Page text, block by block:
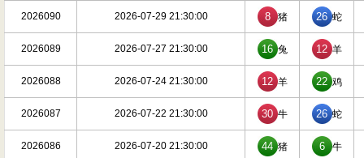
2026090 2026-07-29 21:30:00 8 猪 26 蛇
2026089 2026-07-27 21:30:00 16 兔 12 羊
2026088 2026-07-24 21:30:00 12 羊 22 鸡
2026087 2026-07-22 21:30:00 30 牛 26 蛇
2026086 2026-07-20 21:30:00 44 猪 6 牛